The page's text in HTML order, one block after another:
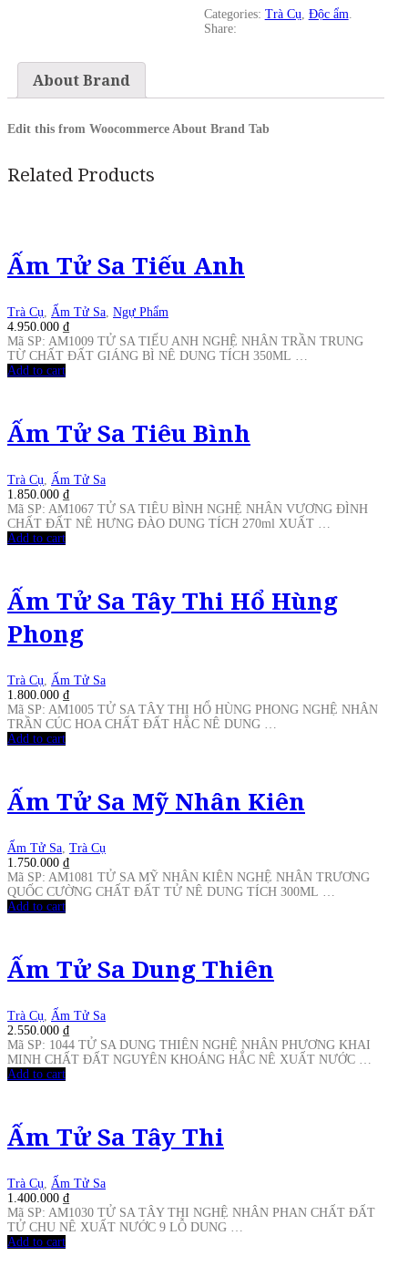
ẩm
tự
Categories: Trà Cụ Độc ẩm
Share:
About Brand
Edit this from Woocommerce About Brand Tab
Related Products
Ấm Tử Sa Tiếu Anh
Trà Cụ, Ấm Tử Sa, Ngự Phẩm
4.950.000 ₫
Mã SP: AM1009 TỬ SA TIẾU ANH NGHỆ NHÂN TRẦN TRUNG
TỪ CHẤT ĐẤT GIÁNG BÌ NÊ DUNG TÍCH 350ML …
Add to cart
Ấm Tử Sa Tiêu Bình
Trà Cụ, Ấm Tử Sa
1.850.000 ₫
Mã SP: AM1067 TỬ SA TIÊU BÌNH NGHỆ NHÂN VƯƠNG ĐÌNH
CHẤT ĐẤT NÊ HƯNG ĐÀO DUNG TÍCH 270ml XUẤT …
Add to cart
Ấm Tử Sa Tây Thi Hổ Hùng
Phong
Trà Cụ, Ấm Tử Sa
1.800.000 ₫
Mã SP: AM1005 TỬ SA TÂY THI HỔ HÙNG PHONG NGHỆ NHÂN
TRẦN CÚC HOA CHẤT ĐẤT HẮC NÊ DUNG …
Add to cart
Ấm Tử Sa Mỹ Nhân Kiên
Ấm Tử Sa, Trà Cụ
1.750.000 ₫
Mã SP: AM1081 TỬ SA MỸ NHÂN KIÊN NGHỆ NHÂN TRƯƠNG
QUỐC CƯỜNG CHẤT ĐẤT TỬ NÊ DUNG TÍCH 300ML …
Add to cart
Ấm Tử Sa Dung Thiên
Trà Cụ, Ấm Tử Sa
2.550.000 ₫
Mã SP: 1044 TỬ SA DUNG THIÊN NGHỆ NHÂN PHƯƠNG KHAI
MINH CHẤT ĐẤT NGUYÊN KHOÁNG HẮC NÊ XUẤT NƯỚC …
Add to cart
Ấm Tử Sa Tây Thi
Trà Cụ, Ấm Tử Sa
1.400.000 ₫
Mã SP: AM1030 TỬ SA TÂY THI NGHỆ NHÂN PHAN CHẤT ĐẤT
TỬ CHU NÊ XUẤT NƯỚC 9 LỖ DUNG …
Add to cart